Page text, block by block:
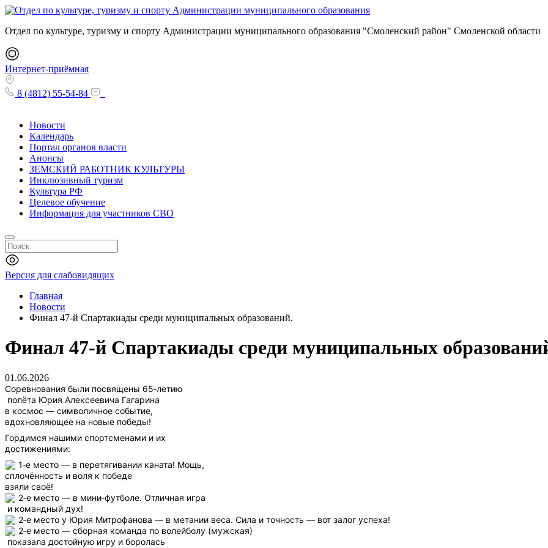
Отдел по культуре, туризму и спорту Администрации муниципального образования "Смоленский район" Смоленской области
Интернет-приёмная
8 (4812) 55-54-84
Новости
Календарь
Портал органов власти
Анонсы
ЗЕМСКИЙ РАБОТНИК КУЛЬТУРЫ
Инклюзивный туризм
Культура РФ
Целевое обучение
Информация для участников СВО
Версия для слабовидящих
Главная
Новости
Финал 47‑й Спартакиады среди муниципальных образований.
Финал 47‑й Спартакиады среди муниципальных
01.06.2026
Соревнования были посвящены 65‑летию
полёта Юрия Алексеевича Гагарина
в космос — символичное событие,
вдохновляющее на новые победы!
Гордимся нашими спортсменами и их
достижениями:
1‑е место — в перетягивании каната! Мощь,
сплочённость и воля к победе
взяли своё!
2‑е место — в мини‑футболе. Отличная игра
и командный дух!
2‑е место у Юрия Митрофанова — в метании веса. Сила и точность — вот залог успеха!
2‑е место — сборная команда по волейболу (мужская)
показала достойную игру и боролась